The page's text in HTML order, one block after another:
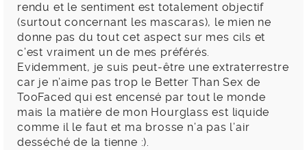
rendu et le sentiment est totalement objectif
(surtout concernant les mascaras), le mien ne
donne pas du tout cet aspect sur mes cils et
c’est vraiment un de mes préférés.
Evidemment, je suis peut-être une extraterrestre
car je n’aime pas trop le Better Than Sex de
TooFaced qui est encensé par tout le monde
mais la matière de mon Hourglass est liquide
comme il le faut et ma brosse n’a pas l’air
desséché de la tienne :).